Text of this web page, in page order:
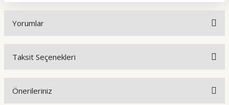
Yorumlar
Taksit Seçenekleri
Önerileriniz